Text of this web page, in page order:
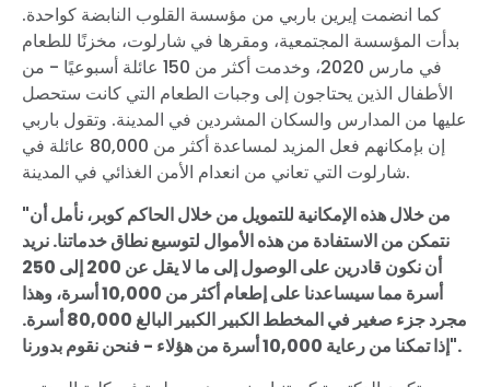
كما انضمت إيرين باربي من مؤسسة القلوب النابضة كواحدة.
بدأت المؤسسة المجتمعية، ومقرها في شارلوت، مخزنًا للطعام
في مارس 2020، وخدمت أكثر من 150 عائلة أسبوعيًا - من
الأطفال الذين يحتاجون إلى وجبات الطعام التي كانت ستحصل
عليها من المدارس والسكان المشردين في المدينة. وتقول باربي
إن بإمكانهم فعل المزيد لمساعدة أكثر من 80,000 عائلة في
شارلوت التي تعاني من انعدام الأمن الغذائي في المدينة.
"من خلال هذه الإمكانية للتمويل من خلال الحاكم كوبر، نأمل أن
نتمكن من الاستفادة من هذه الأموال لتوسيع نطاق خدماتنا. نريد
أن نكون قادرين على الوصول إلى ما لا يقل عن 200 إلى 250
أسرة مما سيساعدنا على إطعام أكثر من 10,000 أسرة، وهذا
مجرد جزء صغير في المخطط الكبير الكبير البالغ 80,000 أسرة.
إذا تمكنا من رعاية 10,000 أسرة من هؤلاء - فنحن نقوم بدورنا".